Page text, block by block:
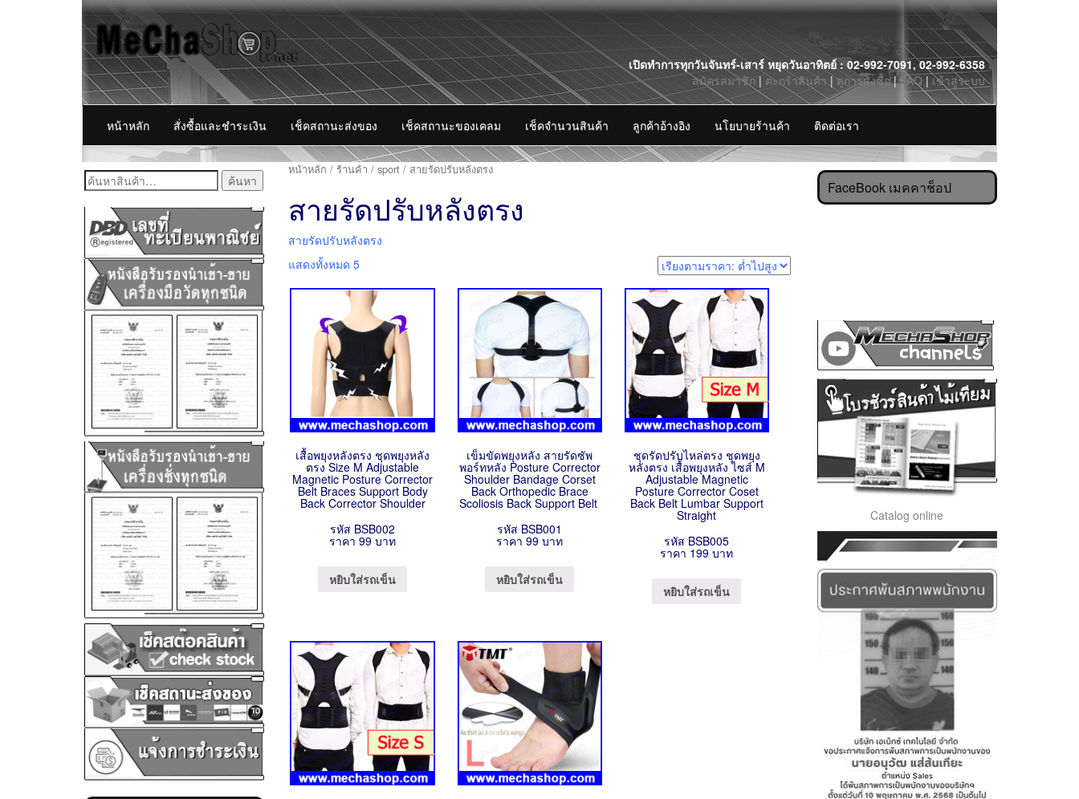
Skip
to
content
เปิดทำการทุกวันจันทร์-เสาร์ หยุดวันอาทิตย์ : 02-992-7091, 02-992-6358
สมัครสมาชิก | ตะกร้าสินค้า|ดูการสั่งซื้อ|FAQ | เข้าสู่ระบบ
หน้าหลัก สั่งซื้อและชำระเงิน เช็คสถานะส่งของ เช็คสถานะของเคลม เช็คจำนวนสินค้า ลูกค้าอ้างอิง นโยบายร้านค้า ติดต่อเรา
ค้นหา:
หน้าหลัก / ร้านค้า /sport / สายรัดปรับหลังตรง
สายรัดปรับหลังตรง
สายรัดปรับหลังตรง
แสดงทั้งหมด 5
เสื้อพยุงหลังตรง ชุดพยุงหลัง
ตรง Size M Adjustable
Magnetic Posture Corrector
Belt Braces Support Body
Back Corrector Shoulder
รหัส BSB002
ราคา 99 บาท
หยิบใส่รถเข็น
เข็มขัดพยุงหลัง สายรัดซัพ
พอร์ทหลัง Posture Corrector
Shoulder Bandage Corset
Back Orthopedic Brace
Scoliosis Back Support Belt
รหัส BSB001
ราคา 99 บาท
หยิบใส่รถเข็น
ชุดรัดปรับไหล่ตรง ชุดพยุง
หลังตรง เสื้อพยุงหลัง ไซส์ M
Adjustable Magnetic
Posture Corrector Coset
Back Belt Lumbar Support
Straight
รหัส BSB005
ราคา 199 บาท
หยิบใส่รถเข็น
FaceBook เมคคาช็อป
Catalog online